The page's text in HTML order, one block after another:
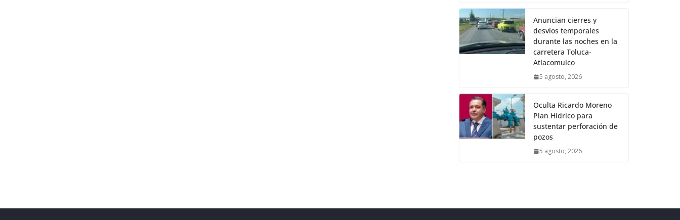
Anuncian cierres y
desvíos temporales
durante las noches en la
carretera Toluca-
Atlacomulco
5 agosto, 2026
Oculta Ricardo Moreno
Plan Hídrico para
sustentar perforación de
pozos
5 agosto, 2026